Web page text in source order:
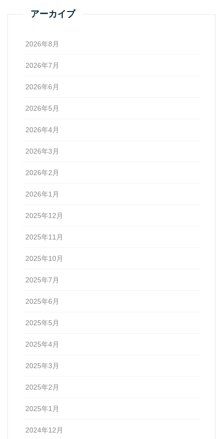
アーカイブ
2026年8月
2026年7月
2026年6月
2026年5月
2026年4月
2026年3月
2026年2月
2026年1月
2025年12月
2025年11月
2025年10月
2025年7月
2025年6月
2025年5月
2025年4月
2025年3月
2025年2月
2025年1月
2024年12月